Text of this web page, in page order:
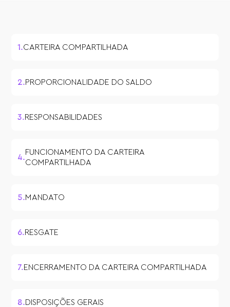
CARTEIRA COMPARTILHADA
PROPORCIONALIDADE DO SALDO
RESPONSABILIDADES
FUNCIONAMENTO DA CARTEIRA
COMPARTILHADA
MANDATO
RESGATE
ENCERRAMENTO DA CARTEIRA COMPARTILHADA
DISPOSIÇÕES GERAIS